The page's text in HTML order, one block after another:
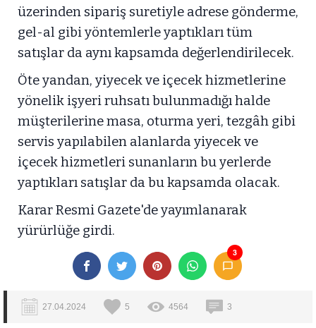
üzerinden sipariş suretiyle adrese gönderme,
gel-al gibi yöntemlerle yaptıkları tüm
satışlar da aynı kapsamda değerlendirilecek.
Öte yandan, yiyecek ve içecek hizmetlerine
yönelik işyeri ruhsatı bulunmadığı halde
müşterilerine masa, oturma yeri, tezgâh gibi
servis yapılabilen alanlarda yiyecek ve
içecek hizmetleri sunanların bu yerlerde
yaptıkları satışlar da bu kapsamda olacak.
Karar Resmi Gazete'de yayımlanarak
yürürlüğe girdi.
3
27.04.2024 5 4564 3